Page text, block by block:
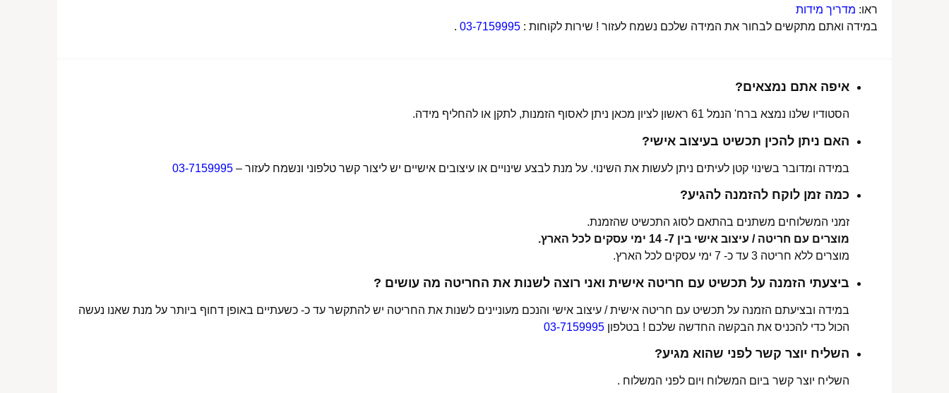
ראו: מדריך מידות
במידה ואתם מתקשים לבחור את המידה שלכם נשמח לעזור ! שירות לקוחות : 03-7159995
.
איפה אתם נמצאים?
הסטודיו שלנו נמצא ברח' הנמל 61 ראשון לציון מכאן ניתן לאסוף הזמנות, לתקן או להחליף מידה.
האם ניתן להכין תכשיט בעיצוב אישי?
במידה ומדובר בשינוי קטן לעיתים ניתן לעשות את השינוי. על מנת לבצע שינויים או עיצובים אישיים יש ליצור קשר טלפוני ונשמח לעזור – 03-7159995
כמה זמן לוקח להזמנה להגיע?
זמני המשלוחים משתנים בהתאם לסוג התכשיט שהזמנת.
מוצרים עם חריטה / עיצוב אישי בין 7- 14 ימי עסקים לכל הארץ.
מוצרים ללא חריטה 3 עד כ- 7 ימי עסקים לכל הארץ.
ביצעתי הזמנה על תכשיט עם חריטה אישית ואני רוצה לשנות את החריטה מה עושים ?
במידה ובציעתם הזמנה על תכשיט עם חריטה אישית / עיצוב אישי והנכם מעוניינים לשנות את החריטה יש להתקשר עד כ- כשעתיים באופן דחוף ביותר על מנת שאנו נעשה
הכול כדי להכניס את הבקשה החדשה שלכם ! בטלפון 03-7159995
השליח יוצר קשר לפני שהוא מגיע?
השליח יוצר קשר ביום המשלוח ויום לפני המשלוח .